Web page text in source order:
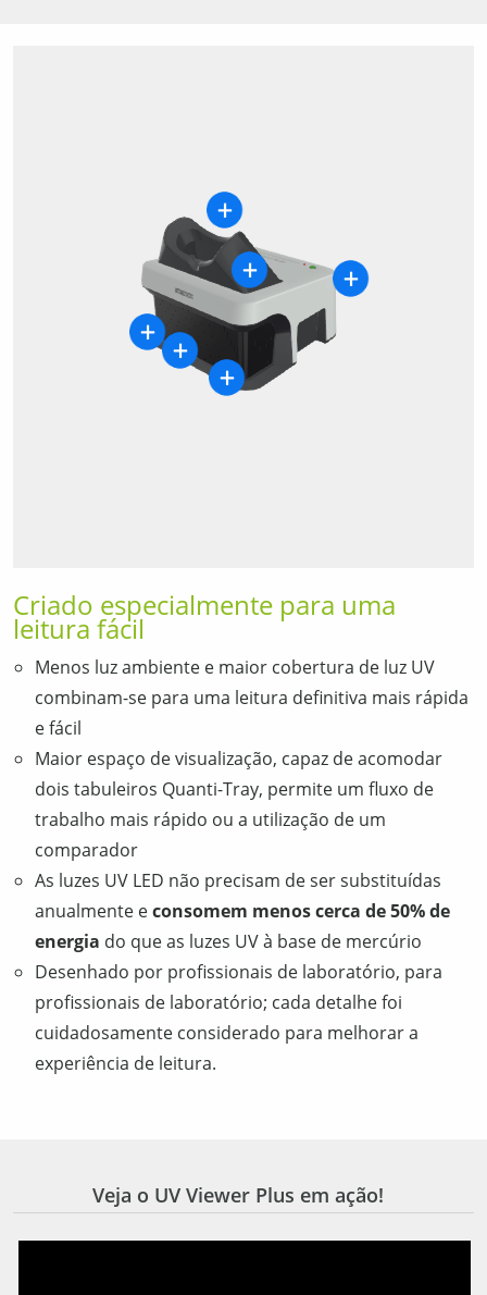
Criado especialmente para uma
leitura fácil
Menos luz ambiente e maior cobertura de luz UV
combinam-se para uma leitura definitiva mais rápida
e fácil
Maior espaço de visualização, capaz de acomodar
dois tabuleiros Quanti-Tray, permite um fluxo de
trabalho mais rápido ou a utilização de um
comparador
As luzes UV LED não precisam de ser substituídas
anualmente econsomem menos cerca de 50% de
energia do que as luzes UV à base de mercúrio
Desenhado por profissionais de laboratório, para
profissionais de laboratório; cada detalhe foi
cuidadosamente considerado para melhorar a
experiência de leitura.
Veja o UV Viewer Plus em ação!